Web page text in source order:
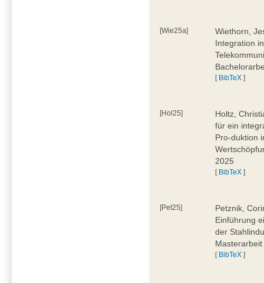
[Wie25a]
Wiethorn,
Integration
[ BibTeX ]
[Hol25]
Holtz,
für ein
Pro-duktion
2025
[ BibTeX ]
[Pet25]
Petznik,
Einführung
der
[ BibTeX ]